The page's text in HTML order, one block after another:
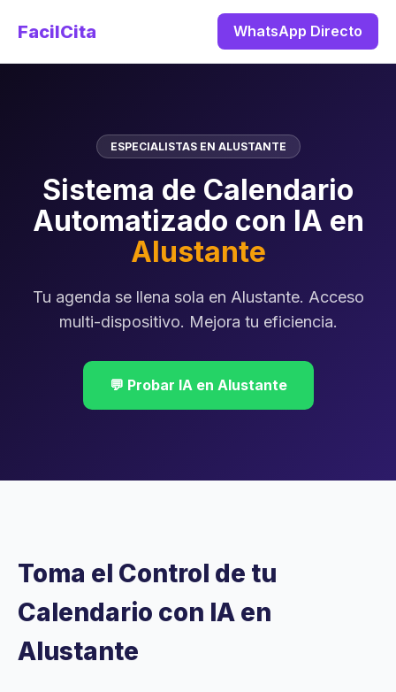
FacilCita WhatsApp Directo
ESPECIALISTAS EN ALUSTANTE
Sistema de Calendario
Automatizado con IA en
Alustante
Tu agenda se llena sola en Alustante. Acceso
multi-dispositivo. Mejora tu eficiencia.
💬 Probar IA en Alustante
Toma el Control de tu
Calendario con IA en
Alustante